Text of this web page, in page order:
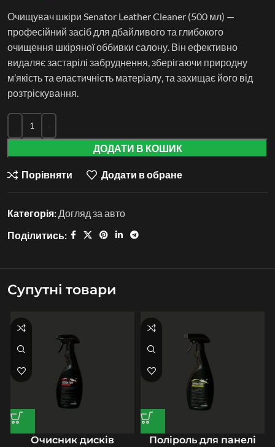
Очищувач шкіри Senator Leather Cleaner (500 мл) —
професійний засіб для дбайливого та глибокого
очищення шкіряної оббивки салону. Він ефективно
видаляє застарілі забруднення, зберігаючи природну
м’якість та еластичність матеріалу, та захищає його від
розтріскування.
ДОДАТИ В КОШИК
Порівняти Додати в обране
Категорія: Догляд за авто
Поділитись:
Супутні товари
Очисник дисків
Поліроль для панелі